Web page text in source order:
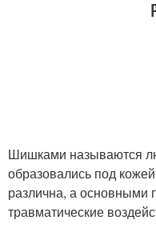
Шишками называются
образовались под
различна, а основными
травматические